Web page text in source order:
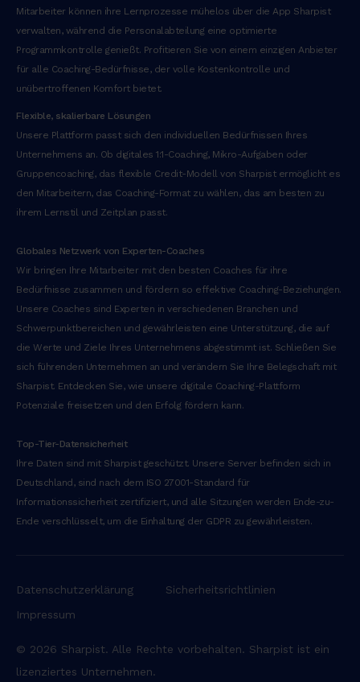
Mitarbeiter können ihre Lernprozesse mühelos über die App Sharpist
verwalten, während die Personalabteilung eine optimierte
Programmkontrolle genießt. Profitieren Sie von einem einzigen Anbieter
für alle Coaching-Bedürfnisse, der volle Kostenkontrolle und
unübertroffenen Komfort bietet.
Flexible, skalierbare Lösungen
Unsere Plattform passt sich den individuellen Bedürfnissen Ihres
Unternehmens an. Ob digitales 1:1-Coaching, Mikro-Aufgaben oder
Gruppencoaching, das flexible Credit-Modell von Sharpist ermöglicht es
den Mitarbeitern, das Coaching-Format zu wählen, das am besten zu
ihrem Lernstil und Zeitplan passt.
Globales Netzwerk von Experten-Coaches
Wir bringen Ihre Mitarbeiter mit den besten Coaches für ihre
Bedürfnisse zusammen und fördern so effektive Coaching-Beziehungen.
Unsere Coaches sind Experten in verschiedenen Branchen und
Schwerpunktbereichen und gewährleisten eine Unterstützung, die auf
die Werte und Ziele Ihres Unternehmens abgestimmt ist. Schließen Sie
sich führenden Unternehmen an und verändern Sie Ihre Belegschaft mit
Sharpist. Entdecken Sie, wie unsere digitale Coaching-Plattform
Potenziale freisetzen und den Erfolg fördern kann.
‍Top-Tier-Datensicherheit
Ihre Daten sind mit Sharpist geschützt. Unsere Server befinden sich in
Deutschland, sind nach dem ISO 27001-Standard für
Informationssicherheit zertifiziert, und alle Sitzungen werden Ende-zu-
Ende verschlüsselt, um die Einhaltung der GDPR zu gewährleisten.
Datenschutzerklärung
Sicherheitsrichtlinien
Impressum
© 2026 Sharpist. Alle Rechte vorbehalten. Sharpist ist ein
lizenziertes Unternehmen.